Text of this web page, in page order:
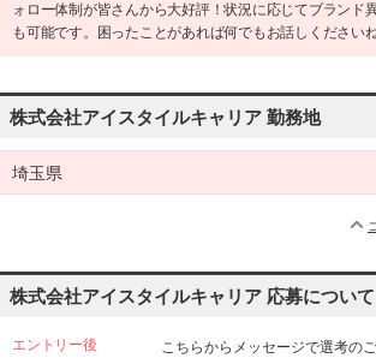
ォロー体制が皆さんから大好評！状況に応じてブランド
も可能です。困ったことがあれば何でもお話しください
株式会社アイスタイルキャリア 勤務地
埼玉県
株式会社アイスタイルキャリア 応募について
エントリー後 こちらからメッセージで選考の